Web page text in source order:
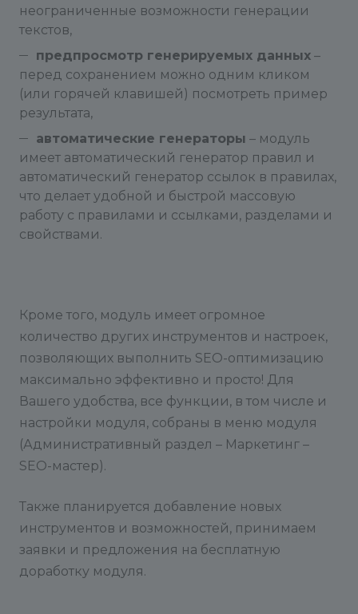
неограниченные возможности генерации
текстов,
предпросмотр генерируемых данных –
перед сохранением можно одним кликом
(или горячей клавишей) посмотреть пример
результата,
автоматические генераторы – модуль
имеет автоматический генератор правил и
автоматический генератор ссылок в правилах,
что делает удобной и быстрой массовую
работу с правилами и ссылками, разделами и
свойствами.
Кроме того, модуль имеет огромное
количество других инструментов и настроек,
позволяющих выполнить SEO-оптимизацию
максимально эффективно и просто! Для
Вашего удобства, все функции, в том числе и
настройки модуля, собраны в меню модуля
(Административный раздел – Маркетинг –
SEO-мастер).
Также планируется добавление новых
инструментов и возможностей, принимаем
заявки и предложения на бесплатную
доработку модуля.